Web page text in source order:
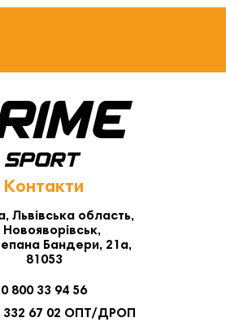
Контакти
Львівська область,
Новояворівськ,
Бандери, 21а,
81053
0 800 33 94 56
332 67 02 ОПТ/ДРОП